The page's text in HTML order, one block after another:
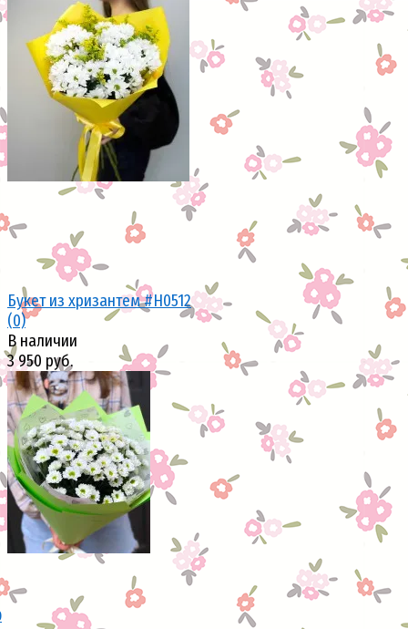
избранное сравнить
избранное сравнить
Букет из хризантем #H0512
(0)
В наличии
3 950 руб.